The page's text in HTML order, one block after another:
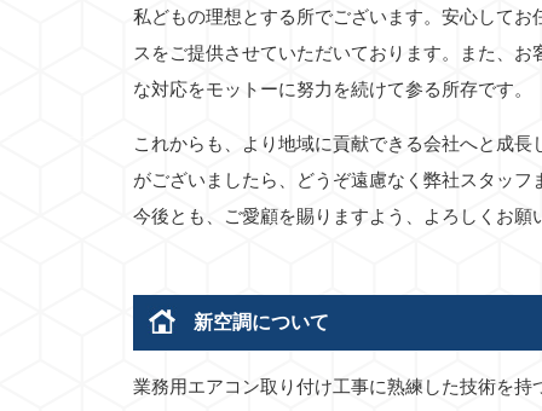
私どもの理想とする所でございます。安心して
スをご提供させていただいております。また、
な対応をモットーに努力を続けて参る所存です。
これからも、より地域に貢献できる会社へと成
がございましたら、どうぞ遠慮なく弊社スタッ
今後とも、ご愛顧を賜りますよう、よろしくお願
新空調について
業務用エアコン取り付け工事に熟練した技術を